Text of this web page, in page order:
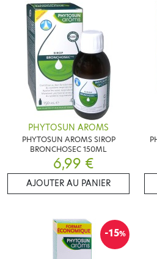
PHYTOSUN AROMS
PHYTOSUN AROMS SIROP
BRONCHOSEC 150ML
6,99 €
AJOUTER AU PANIER
-15%